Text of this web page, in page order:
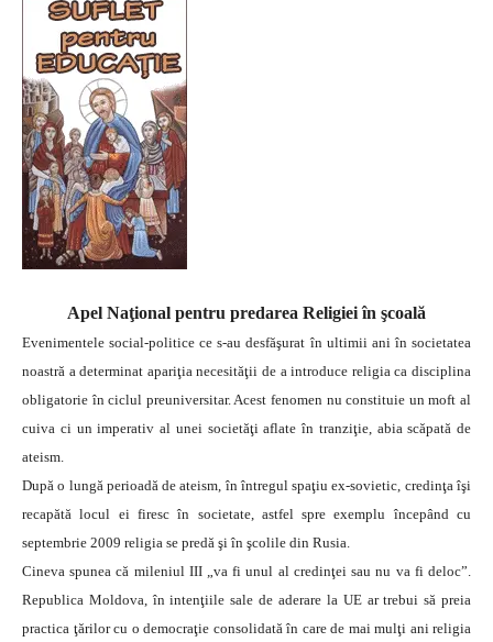
Apel Naţional pentru predarea Religiei în şcoală
Evenimentele social-politice ce s-au desfăşurat în ultimii ani în societatea
noastră a determinat apariţia necesităţii de a introduce religia ca disciplina
obligatorie în ciclul preuniversitar. Acest fenomen nu constituie un moft al
cuiva ci un imperativ al unei societăţi aflate în tranziţie, abia scăpată de
ateism.
După o lungă perioadă de ateism, în întregul spaţiu ex-sovietic, credinţa îşi
recapătă locul ei firesc în societate, astfel spre exemplu începând cu
septembrie 2009 religia se predă şi în şcolile din Rusia.
Cineva spunea că mileniul III „va fi unul al credinţei sau nu va fi deloc”.
Republica Moldova, în intenţiile sale de aderare la UE ar trebui să preia
practica ţărilor cu o democraţie consolidată în care de mai mulţi ani religia